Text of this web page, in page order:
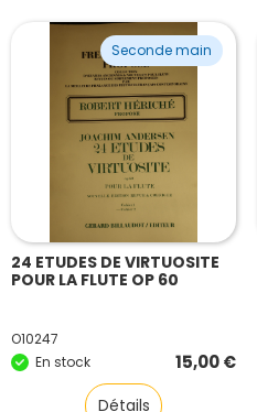
Seconde main
24 ETUDES DE VIRTUOSITE
POUR LA FLUTE OP 60
O10247
En stock
15,00€
Détails